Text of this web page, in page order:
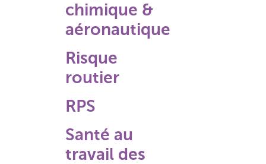
chimique &
aéronautique
Risque
routier
RPS
Santé au
travail des